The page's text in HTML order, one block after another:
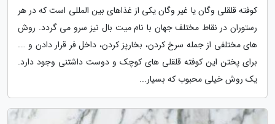
کوفته قلقلی وگان یا غیر وگان یکی از غذاهای بین المللی است که در هر
رستوران در نقاط مختلف جهان با نام میت بال نیز سرو می گردد. روش
های مختلفی از جمله سرخ کردن، بخارپز کردن، داخل فر قرار دادن و ….
برای پختن این کوفته قلقلی های کوچک و دوست داشتنی وجود دارد.
یک روش خیلی محبوب که بسیار...